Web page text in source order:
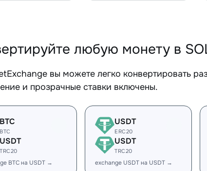
любую монету в
вы можете легко конвертировать
и прозрачные ставки включены.
BTC
BTC
USDT
TRC20
BTC на USDT →
USDT
ERC20
USDT
TRC20
exchange USDT на USDT →